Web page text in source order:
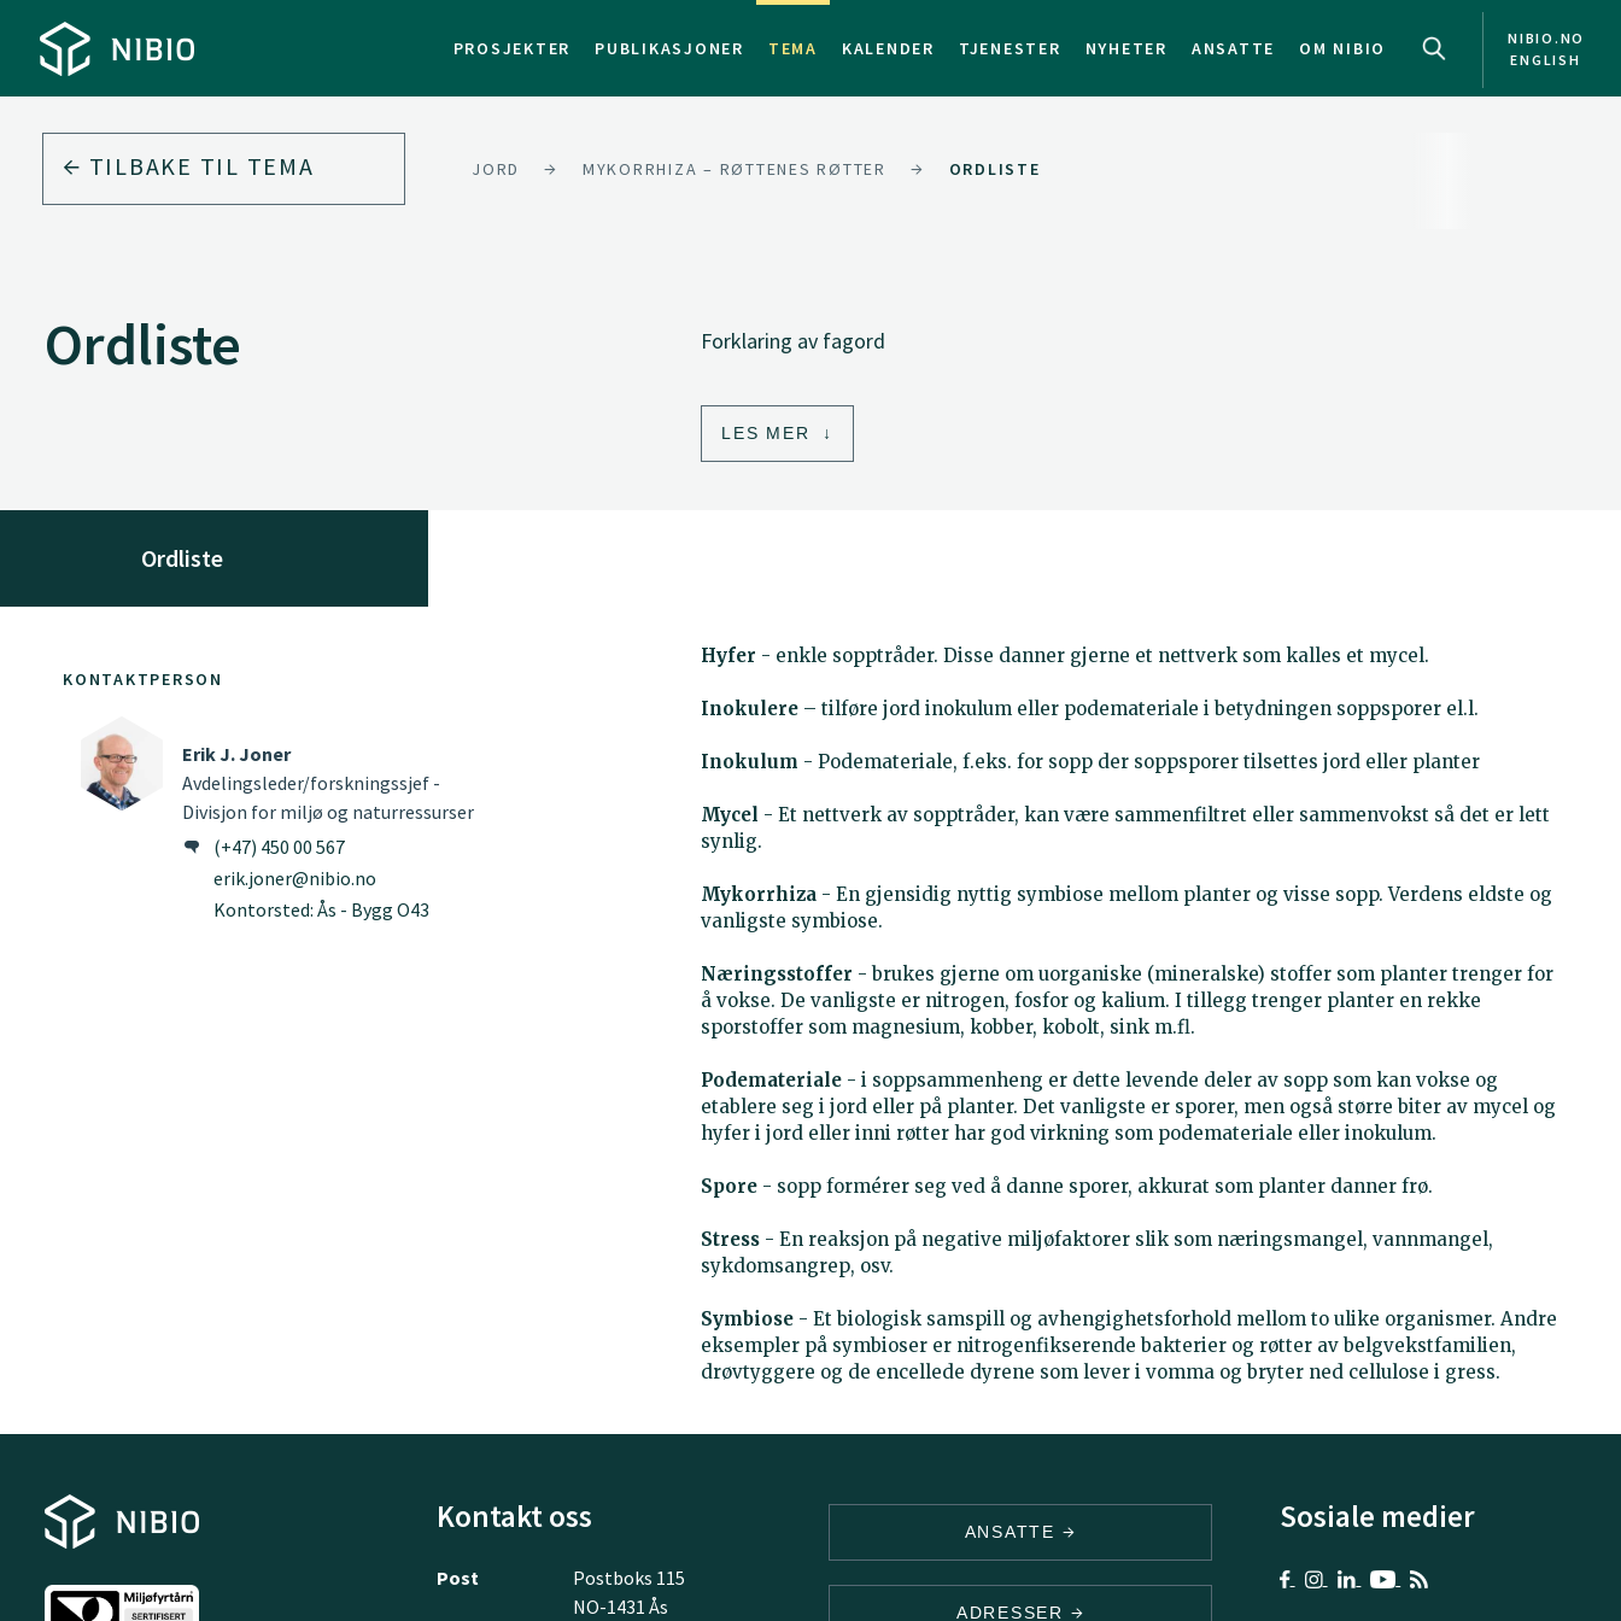
PROSJEKTER PUBLIKASJONER TEMA KALENDER TJENESTER NYHETER ANSATTE OM NIBIO
NIBIO.NO
ENGLISH
TILBAKE TIL TEMA JORD MYKORRHIZA – RØTTENES RØTTER ORDLISTE
Ordliste Forklaring av fagord
LES MER
Ordliste
KONTAKTPERSON
Erik J. Joner
Avdelingsleder/forskningssjef -
Divisjon for miljø og naturressurser
(+47) 450 00 567
erik.joner@nibio.no
Kontorsted: Ås - Bygg O43
Hyfer - enkle sopptråder. Disse danner gjerne et nettverk som kalles et mycel.
Inokulere – tilføre jord inokulum eller podemateriale i betydningen soppsporer el.l.
Inokulum - Podemateriale, f.eks. for sopp der soppsporer tilsettes jord eller planter
Mycel - Et nettverk av sopptråder, kan være sammenfiltret eller sammenvokst så det er lett
synlig.
Mykorrhiza - En gjensidig nyttig symbiose mellom planter og visse sopp. Verdens eldste og
vanligste symbiose.
Næringsstoffer - brukes gjerne om uorganiske (mineralske) stoffer som planter trenger for
å vokse. De vanligste er nitrogen, fosfor og kalium. I tillegg trenger planter en rekke
sporstoffer som magnesium, kobber, kobolt, sink m.fl.
Podemateriale - i soppsammenheng er dette levende deler av sopp som kan vokse og
etablere seg i jord eller på planter. Det vanligste er sporer, men også større biter av mycel og
hyfer i jord eller inni røtter har god virkning som podemateriale eller inokulum.
Spore - sopp formérer seg ved å danne sporer, akkurat som planter danner frø.
Stress - En reaksjon på negative miljøfaktorer slik som næringsmangel, vannmangel,
sykdomsangrep, osv.
Symbiose - Et biologisk samspill og avhengighetsforhold mellom to ulike organismer. Andre
eksempler på symbioser er nitrogenfikserende bakterier og røtter av belgvekstfamilien,
drøvtyggere og de encellede dyrene som lever i vomma og bryter ned cellulose i gress.
Kontakt oss
Post
Postboks 115
NO-1431 Ås
ANSATTE
ADRESSER
Sosiale medier